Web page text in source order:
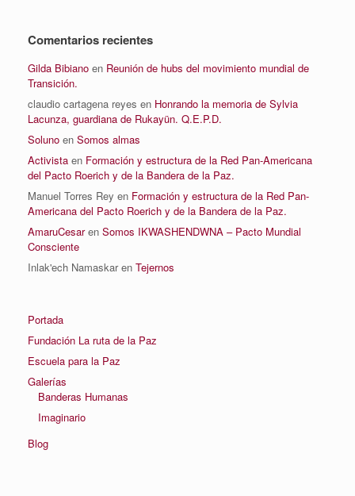
Comentarios recientes
Gilda Bibiano en Reunión de hubs del movimiento mundial de
Transición.
claudio cartagena reyes en Honrando la memoria de Sylvia
Lacunza, guardiana de Rukayün. Q.E.P.D.
Soluno en Somos almas
Activista en Formación y estructura de la Red Pan-Americana
del Pacto Roerich y de la Bandera de la Paz.
Manuel Torres Rey en Formación y estructura de la Red Pan-
Americana del Pacto Roerich y de la Bandera de la Paz.
AmaruCesaren Somos IKWASHENDWNA – Pacto Mundial
Consciente
Inlak'ech Namaskaren Tejernos
Portada
Fundación La ruta de la Paz
Escuela para la Paz
Galerías
Banderas Humanas
Imaginario
Blog